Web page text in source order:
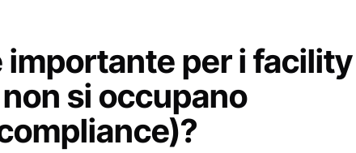
importante per i facility
si occupano